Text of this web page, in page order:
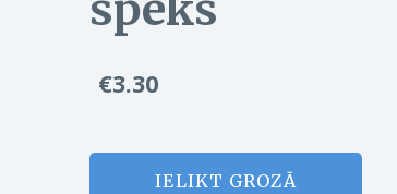
€3.30
IELIKT GROZĀ